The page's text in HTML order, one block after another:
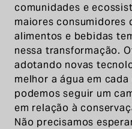
comunidades e
maiores consumidores
alimentos e bebidas
nessa transformação.
adotando novas
melhor a água em
podemos seguir um
em relação à
Não precisamos